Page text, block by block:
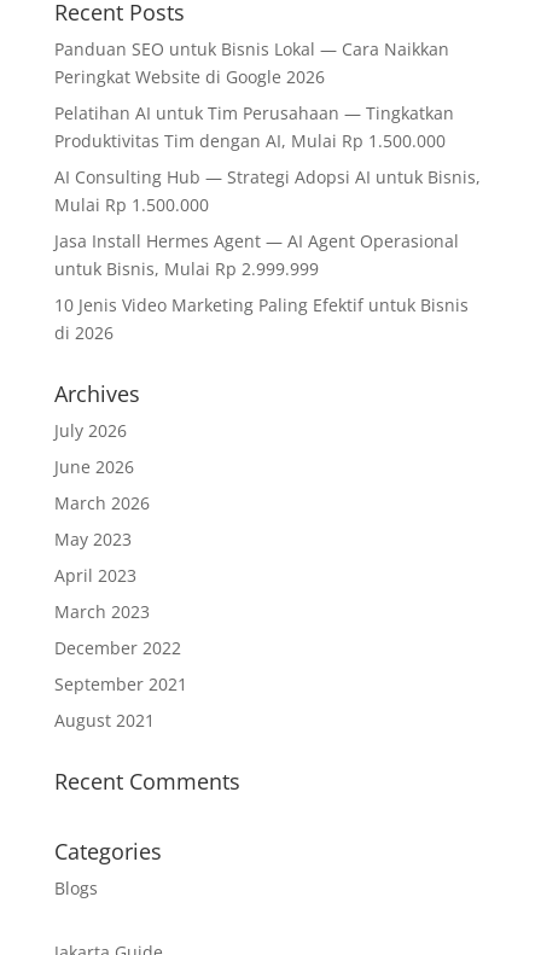
Recent Posts
Panduan SEO untuk Bisnis Lokal — Cara Naikkan
Peringkat Website di Google 2026
Pelatihan AI untuk Tim Perusahaan — Tingkatkan
Produktivitas Tim dengan AI, Mulai Rp 1.500.000
AI Consulting Hub — Strategi Adopsi AI untuk Bisnis,
Mulai Rp 1.500.000
Jasa Install Hermes Agent — AI Agent Operasional
untuk Bisnis, Mulai Rp 2.999.999
10 Jenis Video Marketing Paling Efektif untuk Bisnis
di 2026
Archives
July 2026
June 2026
March 2026
May 2023
April 2023
March 2023
December 2022
September 2021
August 2021
Recent Comments
Categories
Blogs